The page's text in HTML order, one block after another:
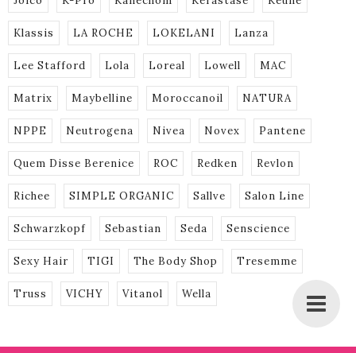
Klassis LA ROCHE LOKELANI Lanza
Lee Stafford Lola Loreal Lowell MAC
Matrix Maybelline Moroccanoil NATURA
NPPE Neutrogena Nivea Novex Pantene
Quem Disse Berenice ROC Redken Revlon
Richee SIMPLE ORGANIC Sallve Salon Line
Schwarzkopf Sebastian Seda Senscience
Sexy Hair TIGI The Body Shop Tresemme
Truss VICHY Vitanol Wella